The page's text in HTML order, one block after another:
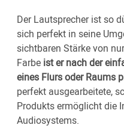
Der Lautsprecher ist so
sich perfekt in seine
sichtbaren Stärke von
Farbe ist er nach der
eines Flurs oder Raums
perfekt ausgearbeitete,
Produkts ermöglicht die
Audiosystems.